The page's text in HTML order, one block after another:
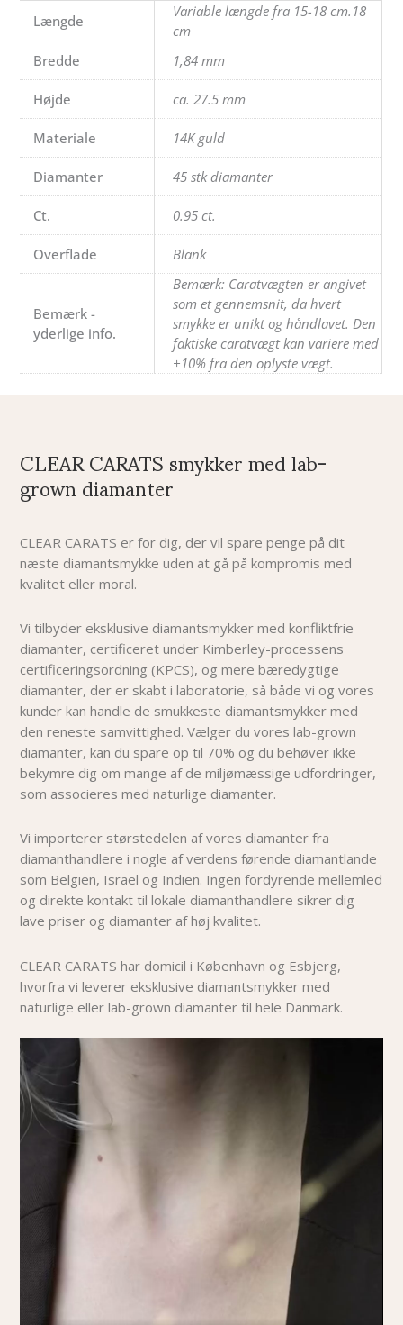
Længde
Variable længde fra 15-18 cm.18
cm
Bredde
1,84 mm
Højde ca. 27.5 mm
Materiale 14K guld
Diamanter 45 stk diamanter
Ct. 0.95 ct.
Overflade Blank
Bemærk -
yderlige info.
Bemærk: Caratvægten er angivet
som et gennemsnit, da hvert
smykke er unikt og håndlavet. Den
faktiske caratvægt kan variere med
±10% fra den oplyste vægt.
CLEAR CARATS smykker med lab-
grown diamanter
CLEAR CARATS er for dig, der vil spare penge på dit
næste diamantsmykke uden at gå på kompromis med
kvalitet eller moral.
Vi tilbyder eksklusive diamantsmykker med konfliktfrie
diamanter, certificeret under Kimberley-processens
certificeringsordning (KPCS), og mere bæredygtige
diamanter, der er skabt i laboratorie, så både vi og vores
kunder kan handle de smukkeste diamantsmykker med
den reneste samvittighed. Vælger du vores lab-grown
diamanter, kan du spare op til 70% og du behøver ikke
bekymre dig om mange af de miljømæssige udfordringer,
som associeres med naturlige diamanter.
Vi importerer størstedelen af vores diamanter fra
diamanthandlere i nogle af verdens førende diamantlande
som Belgien, Israel og Indien. Ingen fordyrende mellemled
og direkte kontakt til lokale diamanthandlere sikrer dig
lave priser og diamanter af høj kvalitet.
CLEAR CARATS har domicil i København og Esbjerg,
hvorfra vi leverer eksklusive diamantsmykker med
naturlige eller lab-grown diamanter til hele Danmark.